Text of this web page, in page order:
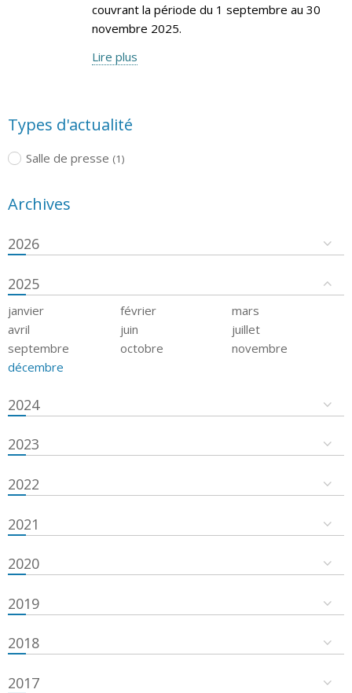
couvrant la période du 1 septembre au 30
novembre 2025.
Lire plus
Types d'actualité
Salle de presse (1)
Archives
2026
2025
janvier février
mars
avril
juin
juillet
septembre
octobre
novembre
décembre
2024
2023
2022
2021
2020
2019
2018
2017